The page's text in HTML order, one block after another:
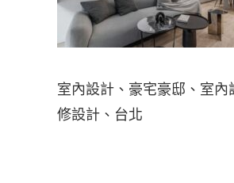
室內設計、豪宅豪邸、室
修設計、台北